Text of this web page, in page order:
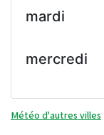
mardi
mercredi
Météo d'autres villes